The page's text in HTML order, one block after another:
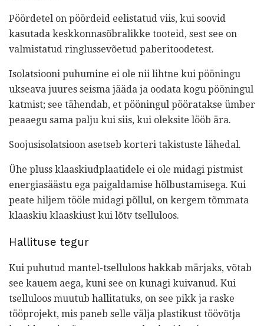
Pöördetel on pöördeid eelistatud viis, kui soovid
kasutada keskkonnasõbralikke tooteid, sest see on
valmistatud ringlussevõetud paberitoodetest.
Isolatsiooni puhumine ei ole nii lihtne kui pööningu
ukseava juures seisma jääda ja oodata kogu pööningul
katmist; see tähendab, et pööningul pööratakse ümber
peaaegu sama palju kui siis, kui oleksite lööb ära.
Soojusisolatsioon asetseb korteri takistuste lähedal.
Ühe pluss klaaskiudplaatidele ei ole midagi pistmist
energiasäästu ega paigaldamise hõlbustamisega. Kui
peate hiljem tööle midagi põllul, on kergem tõmmata
klaaskiu klaaskiust kui lõtv tselluloos.
Hallituse tegur
Kui puhutud mantel-tselluloos hakkab märjaks, võtab
see kauem aega, kuni see on kunagi kuivanud. Kui
tselluloos muutub hallitatuks, on see pikk ja raske
tööprojekt, mis paneb selle välja plastikust töövõtja